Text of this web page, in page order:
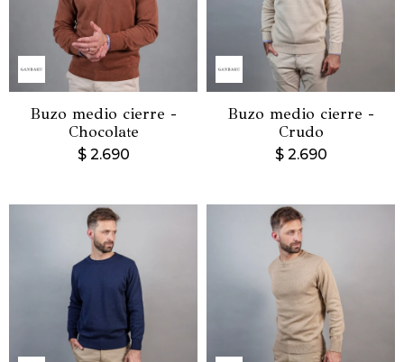
Buzo medio cierre -
Chocolate
$ 2.690
Buzo medio cierre -
Crudo
$ 2.690